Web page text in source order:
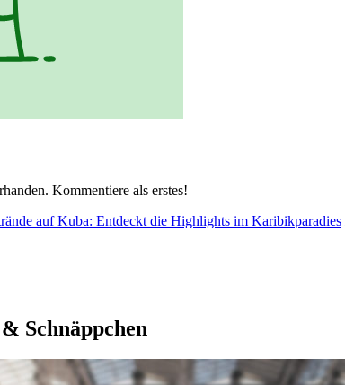
Kommentiere als erstes!
auf Kuba: Entdeckt die Highlights im Karibikparadies
Schnäppchen